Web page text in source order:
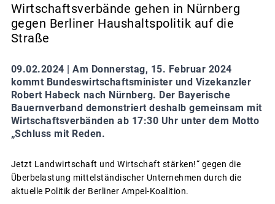
Wirtschaftsverbände gehen in Nürnberg
gegen Berliner Haushaltspolitik auf die
Straße
09.02.2024 | Am Donnerstag, 15. Februar 2024
kommt Bundeswirtschaftsminister und Vizekanzler
Robert Habeck nach Nürnberg. Der Bayerische
Bauernverband demonstriert deshalb gemeinsam mit
Wirtschaftsverbänden ab 17:30 Uhr unter dem Motto
„Schluss mit Reden.
Jetzt Landwirtschaft und Wirtschaft stärken!“ gegen die
Überbelastung mittelständischer Unternehmen durch die
aktuelle Politik der Berliner Ampel-Koalition.